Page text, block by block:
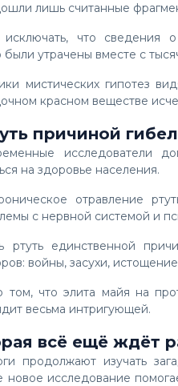
лишь считанные
были утрачены вместе с
красном веществе
причиной
на здоровье населения.
с нервной системой и
войны, засухи,
весьма интригующей.
всё ещё ждёт
исследование